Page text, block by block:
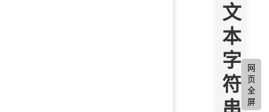
文
本
字
符
网
页
全
屏